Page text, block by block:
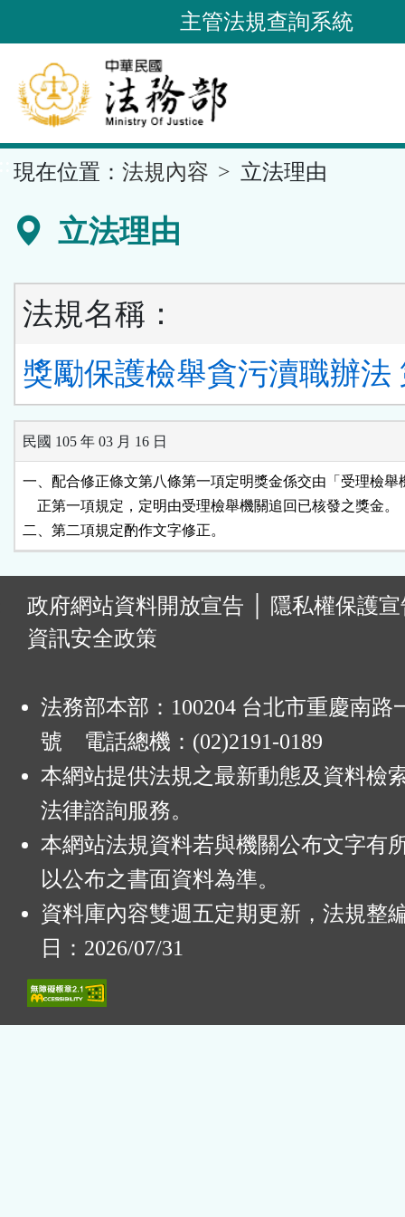
到
要
內
容
區
主管法規查詢系統
現在位置： 法規內容 立法理由
立法理由
法規名稱：
獎勵保護檢舉貪污瀆職辦法
民國 105 年 03 月 16 日
一、配合修正條文第八條第一項定明獎金係交由「受理檢舉
    正第一項規定，定明由受理檢舉機關追回已核發之獎金。
二、第二項規定酌作文字修正。
政府網站資料開放宣告
隱私權保護
資訊安全政策
法務部本部：100204 台北市重慶南路
號 電話總機：(02)2191-0189
本網站提供法規之最新動態及資料檢
法律諮詢服務。
本網站法規資料若與機關公布文字有
以公布之書面資料為準。
資料庫內容雙週五定期更新，法規整
日：2026/07/31